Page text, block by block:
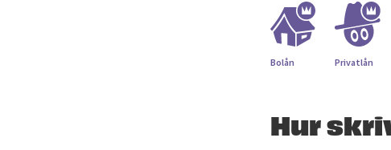
Bolån Privatlån
Hur